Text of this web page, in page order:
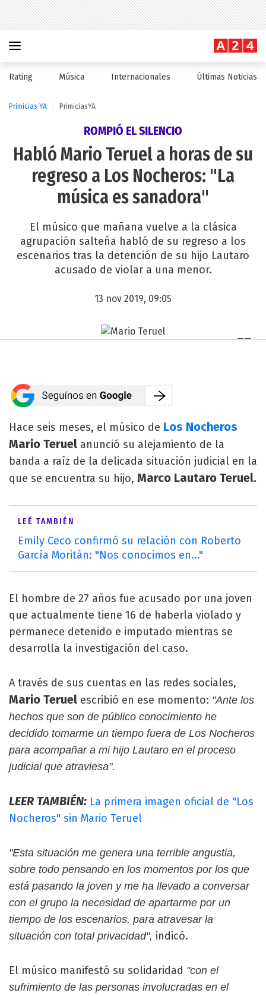
Rating Música Internacionales Últimas Noticias
Primicias YA PrimiciasYA
ROMPIÓ EL SILENCIO
Habló Mario Teruel a horas de su
regreso a Los Nocheros: "La
música es sanadora"
El músico que mañana vuelve a la clásica
agrupación salteña habló de su regreso a los
escenarios tras la detención de su hijo Lautaro
acusado de violar a una menor.
13 nov 2019, 09:05
Hace seis meses, el músico de Los Nocheros
Mario Teruel anunció su alejamiento de la
banda a raíz de la delicada situación judicial en la
que se encuentra su hijo, Marco Lautaro Teruel.
LEÉ TAMBIÉN
Emily Ceco confirmó su relación con Roberto
García Moritán: "Nos conocimos en..."
El hombre de 27 años fue acusado por una joven
que actualmente tiene 16 de haberla violado y
permanece detenido e imputado mientras se
desarrolla la investigación del caso.
A través de sus cuentas en las redes sociales,
Mario Teruel escribió en ese momento: "Ante los
hechos que son de público conocimiento he
decidido tomarme un tiempo fuera de Los Nocheros
para acompañar a mi hijo Lautaro en el proceso
judicial que atraviesa".
LEER TAMBIÉN: La primera imagen oficial de "Los
Nocheros" sin Mario Teruel
"Esta situación me genera una terrible angustia,
sobre todo pensando en los momentos por los que
está pasando la joven y me ha llevado a conversar
con el grupo la necesidad de apartarme por un
tiempo de los escenarios, para atravesar la
situación con total privacidad", indicó.
El músico manifestó su solidaridad "con el
sufrimiento de las personas involucradas en el